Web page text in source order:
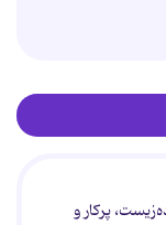
پرکار و